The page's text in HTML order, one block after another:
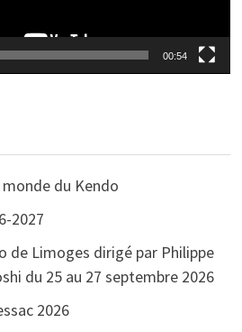
00:54
du Kendo
2027
de Limoges dirigé par Philippe
du 25 au 27 septembre 2026
2026